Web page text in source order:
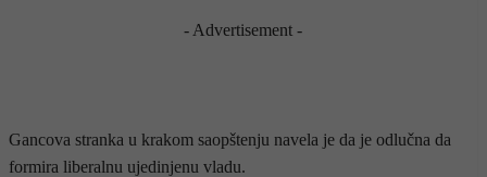
- Advertisement -
Gancova stranka u krakom saopštenju navela je da je odlučna da
formira liberalnu ujedinjenu vladu.